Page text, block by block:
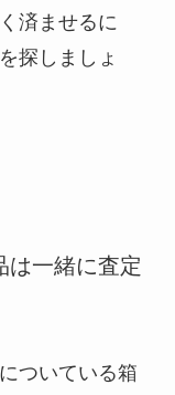
済ませるに
探しましょ
は一緒に査定
ついている箱